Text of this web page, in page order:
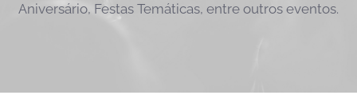
Aniversário, Festas Temáticas, entre outros eventos.